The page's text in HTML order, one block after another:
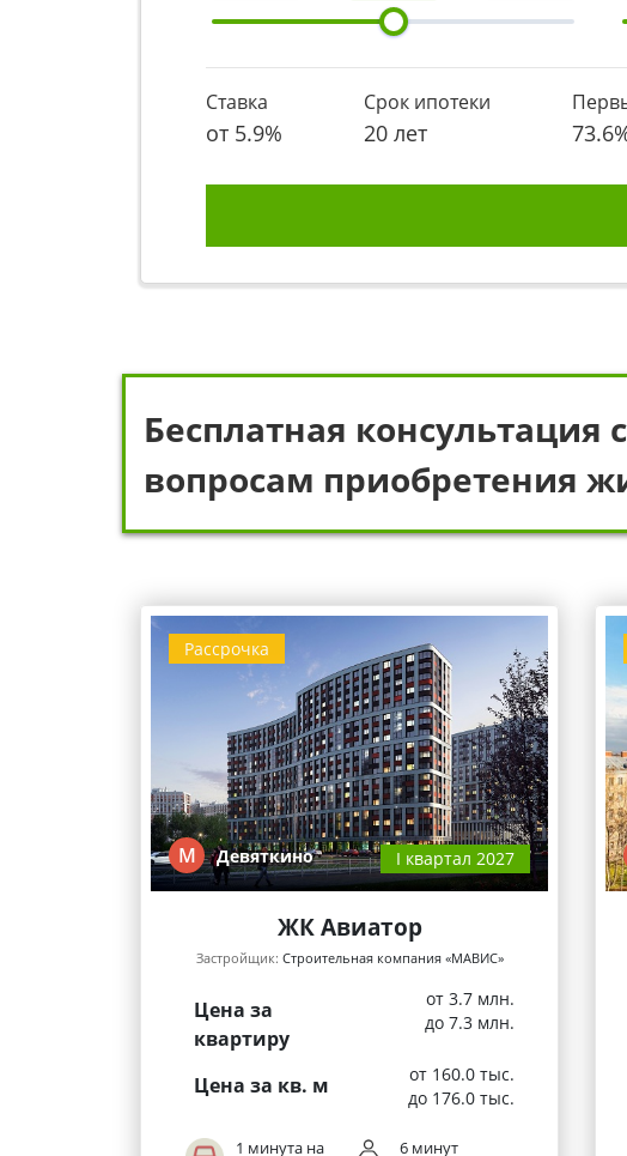
Ставка
от 5.9%
Срок ипотеки
20 лет 73.6
Бесплатная консультация
вопросам приобретения
Рассрочка
М Девяткино I квартал 2027
ЖК Авиатор
Застройщик: Строительная компания «МАВИС»
Цена за
квартиру
от 3.7 млн.
до 7.3 млн.
Цена за кв. м
от 160.0 тыс.
до 176.0 тыс.
1 минута на
6 минут